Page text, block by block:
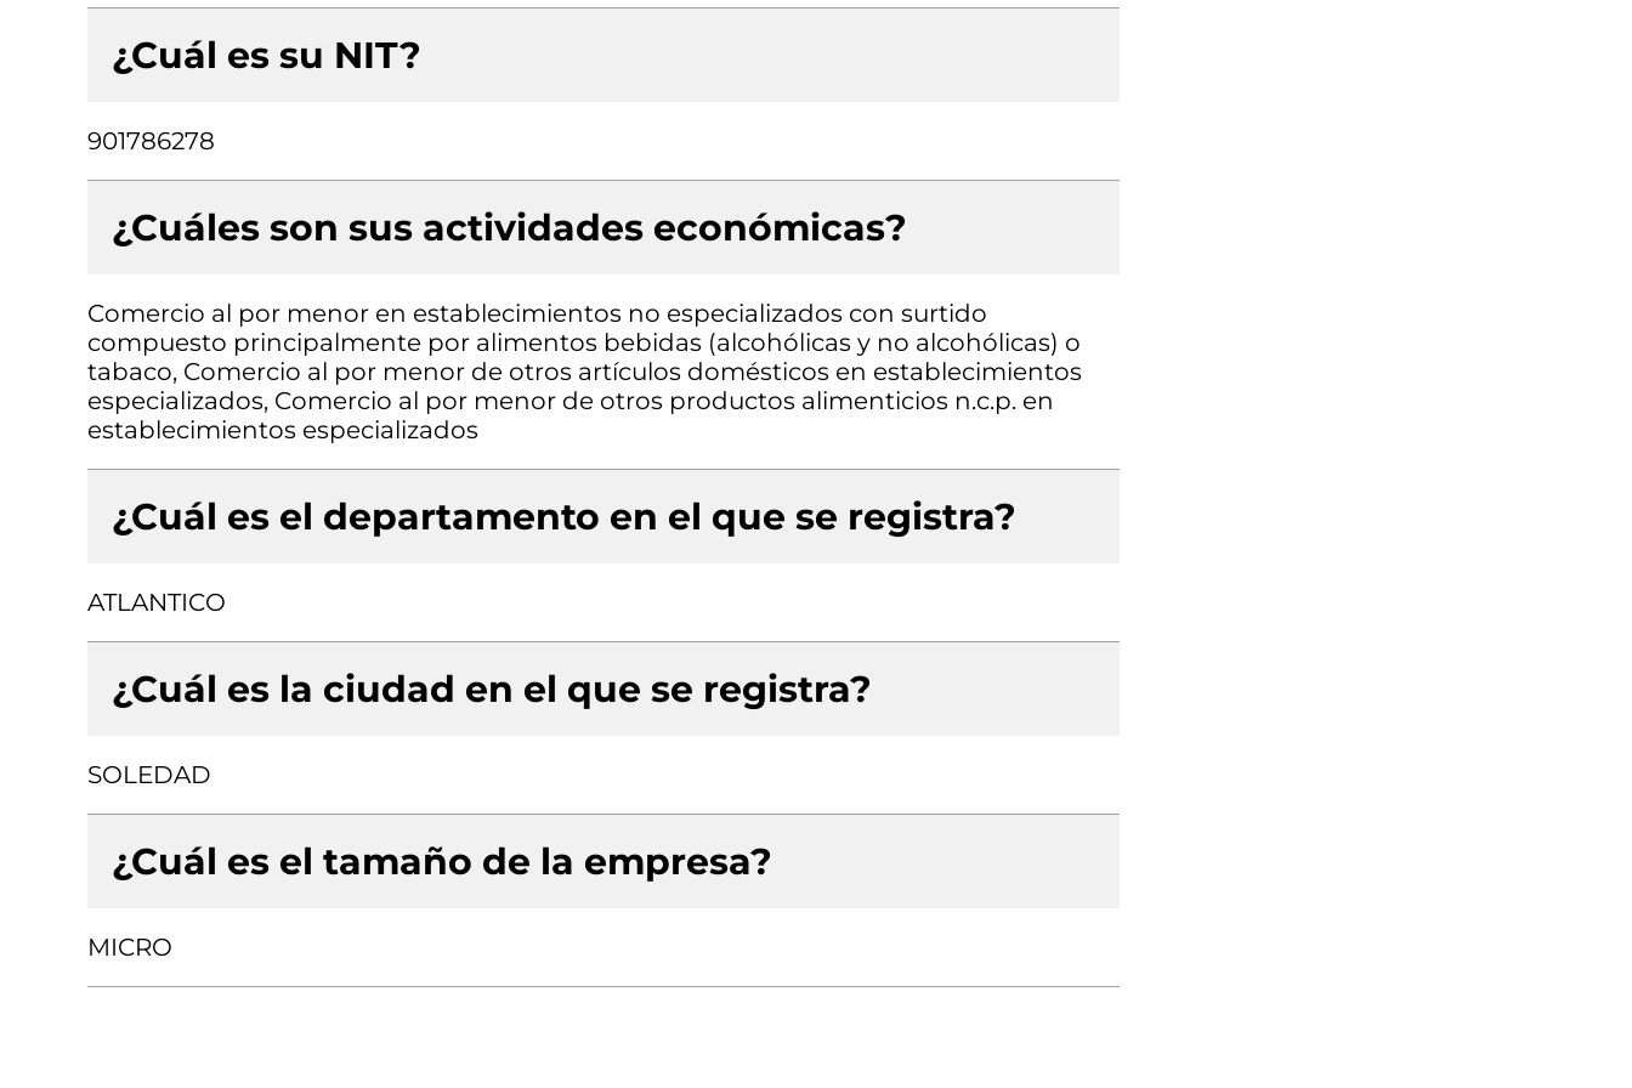
¿Cuál es su NIT?
901786278
¿Cuáles son sus actividades económicas?
Comercio al por menor en establecimientos no especializados con surtido
compuesto principalmente por alimentos bebidas (alcohólicas y no alcohólicas) o
tabaco, Comercio al por menor de otros artículos domésticos en establecimientos
especializados, Comercio al por menor de otros productos alimenticios n.c.p. en
establecimientos especializados
¿Cuál es el departamento en el que se registra?
ATLANTICO
¿Cuál es la ciudad en el que se registra?
SOLEDAD
¿Cuál es el tamaño de la empresa?
MICRO